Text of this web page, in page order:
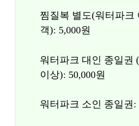
찜질복 별도(워터파크
객): 5,000원
워터파크 대인 종일권
이상): 50,000원
워터파크 소인 종일권: